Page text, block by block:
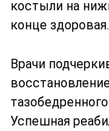
костыли на
конце здоровая.
Врачи
Успешная